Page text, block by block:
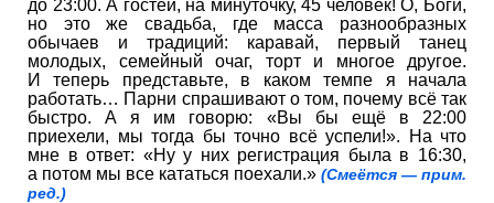
до 23:00. А гостей, на минуточку, 45 человек! О, Боги,
но это же свадьба, где масса разнообразных
обычаев и традиций: каравай, первый танец
молодых, семейный очаг, торт и многое другое.
И теперь представьте, в каком темпе я начала
работать… Парни спрашивают о том, почему всё так
быстро. А я им говорю: «Вы бы ещё в 22:00
приехели, мы тогда бы точно всё успели!». На что
мне в ответ: «Ну у них регистрация была в 16:30,
а потом мы все кататься поехали.» (Смеётся — прим.
ред.)